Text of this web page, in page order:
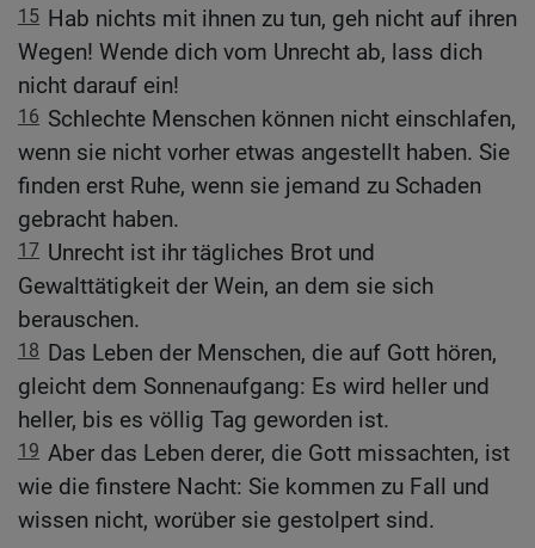
15 Hab nichts mit ihnen zu tun, geh nicht auf ihren
Wegen! Wende dich vom Unrecht ab, lass dich
nicht darauf ein!
16 Schlechte Menschen können nicht einschlafen,
wenn sie nicht vorher etwas angestellt haben. Sie
finden erst Ruhe, wenn sie jemand zu Schaden
gebracht haben.
17 Unrecht ist ihr tägliches Brot und
Gewalttätigkeit der Wein, an dem sie sich
berauschen.
18 Das Leben der Menschen, die auf Gott hören,
gleicht dem Sonnenaufgang: Es wird heller und
heller, bis es völlig Tag geworden ist.
19 Aber das Leben derer, die Gott missachten, ist
wie die finstere Nacht: Sie kommen zu Fall und
wissen nicht, worüber sie gestolpert sind.